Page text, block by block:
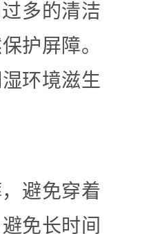
多的清洁
护屏障。
环境滋生
避免穿着
免长时间